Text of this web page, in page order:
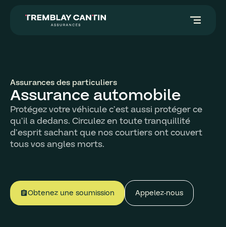
segment
Assurances des particuliers
Assurance automobile
Protégez votre véhicule c’est aussi protéger ce
qu’il a dedans. Circulez en toute tranquillité
d’esprit sachant que nos courtiers ont couvert
tous vos angles morts.
assignmentObtenez une soumission Appelez-nous